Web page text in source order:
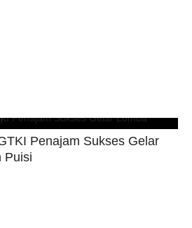
Penajam Sukses Gelar
Puisi